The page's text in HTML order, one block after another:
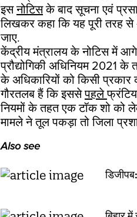
इसनोटिसके बाद सूचना एवं
लिखकर कहा कि यह पूरी तरह से
जाए.
केंद्रीय मंत्रालय के नोटिस में आगे
प्रौद्योगिकी अधिनियम 2021
के अधिकारियों को किसी प्रकार
गौरतलब हैं कि इससेपहले
नियमों के तहत एक टॉक शो को
मामले ने तूल पकड़ा तो जिला
Also see